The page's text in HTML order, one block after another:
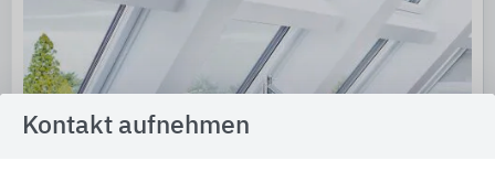
Kontakt aufnehmen